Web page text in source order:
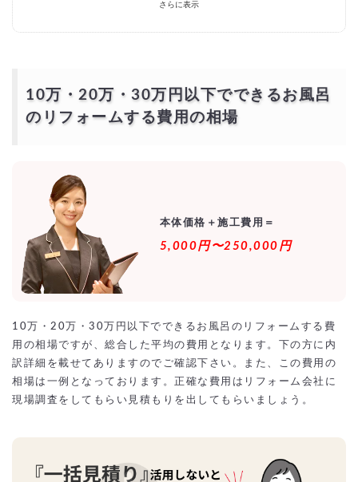
アフターサービス
一括見積もり無料サービスで安くお風呂のリフォームをできる優良業者
を探す！
より安価で依頼するには？
さらに表示
10万・20万・30万円以下でできるお風呂
のリフォームする費用の相場
本体価格＋施工費用＝
5,000円〜250,000円
10万・20万・30万円以下でできるお風呂のリフォームする費
用の相場ですが、総合した平均の費用となります。下の方に内
訳詳細を載せてありますのでご確認下さい。また、この費用の
相場は一例となっております。正確な費用はリフォーム会社に
現場調査をしてもらい見積もりを出してもらいましょう。